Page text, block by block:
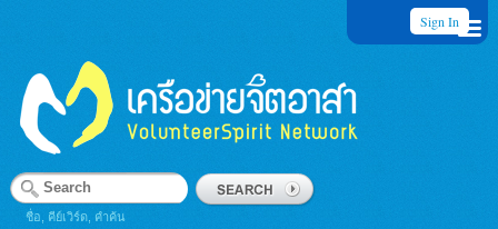
Sign In
ชื่อ, คีย์เวิร์ด, คำค้น